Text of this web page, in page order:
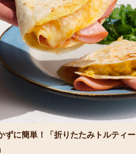
ずに簡単！「折りたたみトルティー